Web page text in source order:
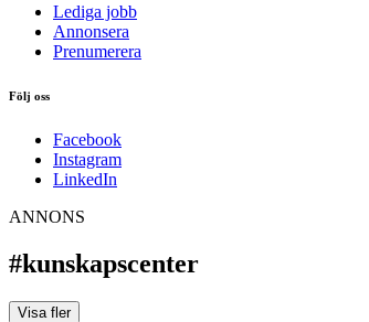
Lediga jobb
Annonsera
Prenumerera
Följ oss
Facebook
Instagram
LinkedIn
ANNONS
#kunskapscenter
Visa fler